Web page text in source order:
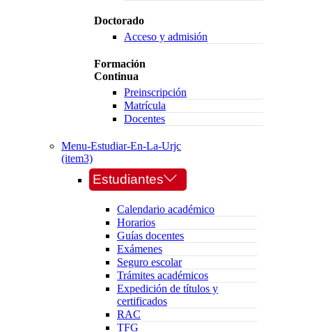
Doctorado
Acceso y admisión
Formación
Continua
Preinscripción
Matrícula
Docentes
Menu-Estudiar-En-La-Urjc
(item3)
Estudiantes
Calendario académico
Horarios
Guías docentes
Exámenes
Seguro escolar
Trámites académicos
Expedición de títulos y
certificados
RAC
TFG